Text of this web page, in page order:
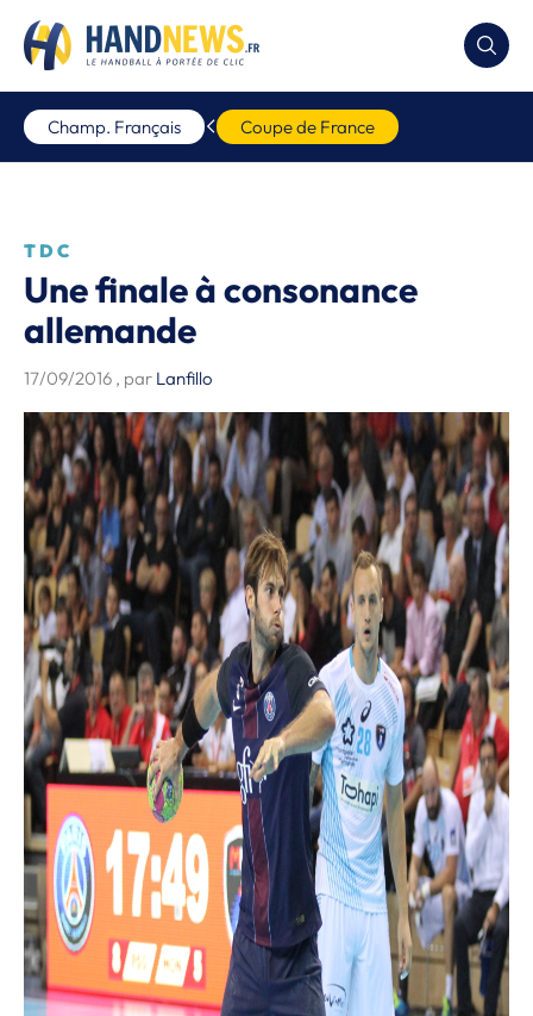
Champ. Français Coupe de France
TDC
Une finale à consonance
allemande
17/09/2016 , par Lanfillo